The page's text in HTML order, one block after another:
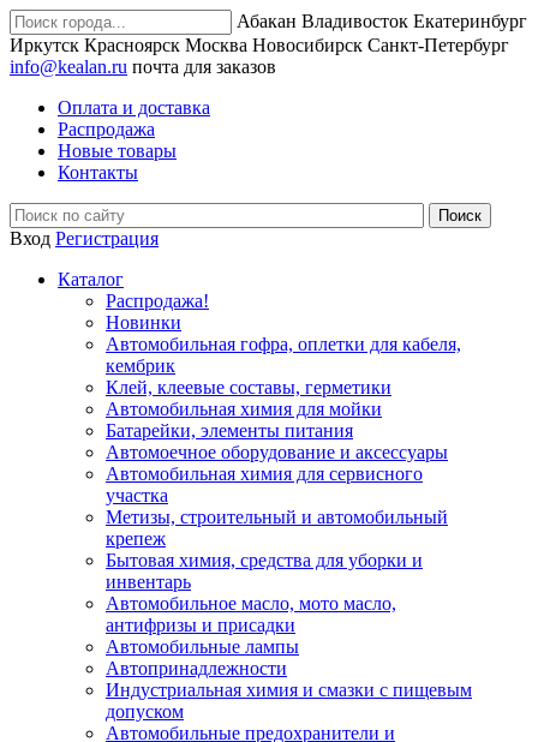
Абакан Владивосток Екатеринбург
Иркутск Красноярск Москва Новосибирск Санкт-Петербург
info@kealan.ru почта для заказов
Оплата и доставка
Распродажа
Новые товары
Контакты
Вход Регистрация
Каталог
Распродажа!
Новинки
Автомобильная гофра, оплетки для кабеля,
кембрик
Клей, клеевые составы, герметики
Автомобильная химия для мойки
Батарейки, элементы питания
Автомоечное оборудование и аксессуары
Автомобильная химия для сервисного
участка
Метизы, строительный и автомобильный
крепеж
Бытовая химия, средства для уборки и
инвентарь
Автомобильное масло, мото масло,
антифризы и присадки
Автомобильные лампы
Автопринадлежности
Индустриальная химия и смазки с пищевым
допуском
Автомобильные предохранители и